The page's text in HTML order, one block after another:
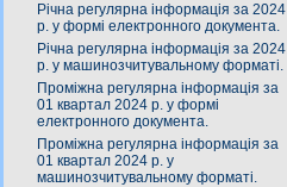
Річна регулярна інформація за 2024
р. у формі електронного документа.
Річна регулярна інформація за 2024
р. у машинозчитувальному форматі.
Проміжна регулярна інформація за
01 квартал 2024 р. у формі
електронного документа.
Проміжна регулярна інформація за
01 квартал 2024 р. у
машинозчитувальному форматі.